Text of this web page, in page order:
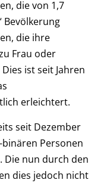
die von 1,7
Bevölkerung
die ihre
Frau oder
ist seit Jahren
erleichtert.
seit Dezember
Personen
Die nun durch den
dies jedoch nicht